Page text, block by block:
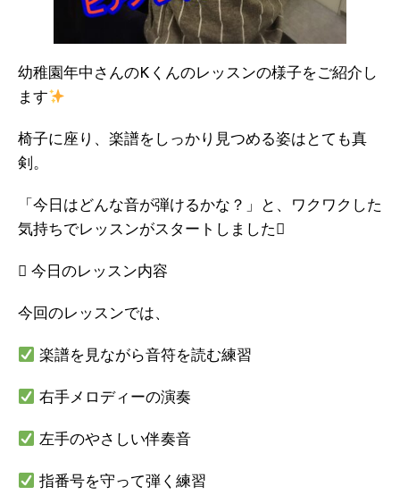
幼稚園年中さんのKくんのレッスンの様子をご紹介し
ます
椅子に座り、楽譜をしっかり見つめる姿はとても真
剣。
「今日はどんな音が弾けるかな？」と、ワクワクした
気持ちでレッスンがスタートしました
 今日のレッスン内容
今回のレッスンでは、
楽譜を見ながら音符を読む練習
右手メロディーの演奏
左手のやさしい伴奏音
指番号を守って弾く練習